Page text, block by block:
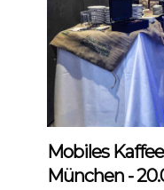
Mobiles
München -